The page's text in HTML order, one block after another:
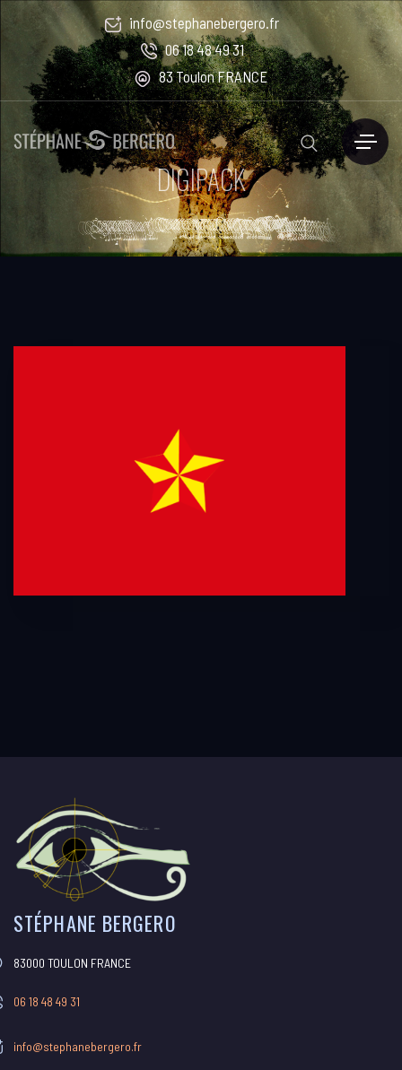
info@stephanebergero.fr
06 18 48 49 31
83 Toulon FRANCE
DIGIPACK
STÉPHANE BERGERO
83000 TOULON FRANCE
06 18 48 49 31
info@stephanebergero.fr